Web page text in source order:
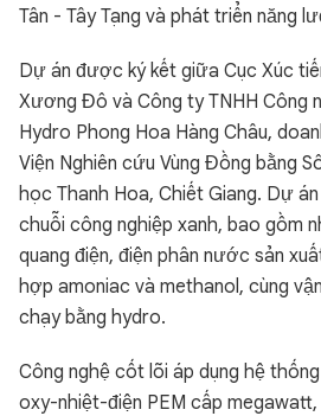
Tân - Tây Tạng và phát triển năng
Dự án được ký kết giữa Cục Xúc
Xương Đô và Công ty TNHH Công
Hydro Phong Hoa Hàng Châu,
Viện Nghiên cứu Vùng Đồng bằng
học Thanh Hoa, Chiết Giang. Dự
chuỗi công nghiệp xanh, bao gồm
quang điện, điện phân nước sản
hợp amoniac và methanol, cùng
chạy bằng hydro.
Công nghệ cốt lõi áp dụng hệ
oxy-nhiệt-điện PEM cấp